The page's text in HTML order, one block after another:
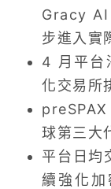
Gracy AI
步進入實
4 月平台
化交易所
球第三大
平台日均
續強化